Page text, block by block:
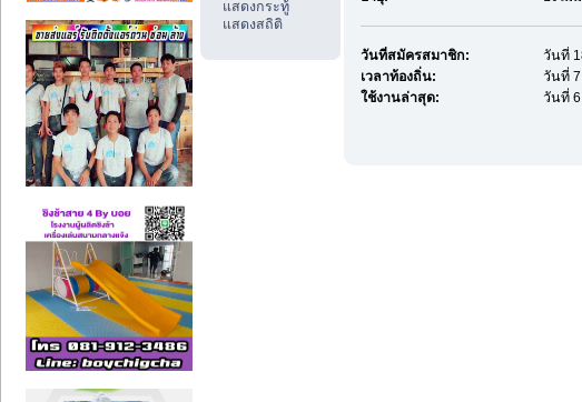
แสดงกระทู้
แสดงสถิติ
วันที่สมัครสมาชิก:
วันที่
เวลาท้องถิ่น:
วันที่ 7
ใช้งานล่าสุด:
วันที่ 6